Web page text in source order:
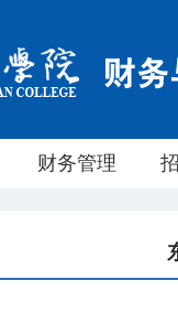
财务管理